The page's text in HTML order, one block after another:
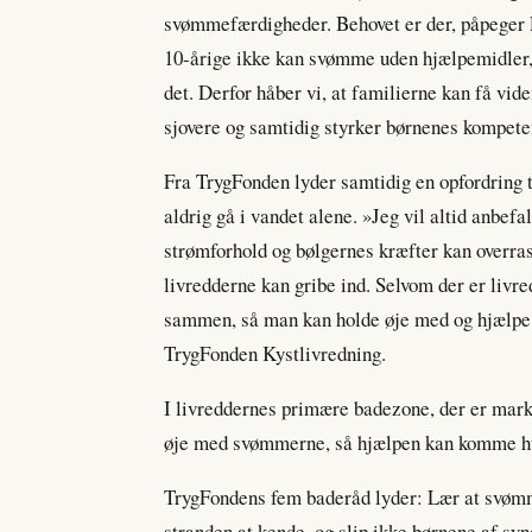
svømmefærdigheder. Behovet er der,
10-årige ikke kan svømme uden
det. Derfor håber vi, at familierne kan få
sjovere og samtidig styrker børnenes
Fra TrygFonden lyder samtidig en
aldrig gå i vandet alene. »Jeg vil altid
strømforhold og bølgernes kræfter kan
livredderne kan gribe ind. Selvom der er
sammen, så man kan holde øje med og
TrygFonden Kystlivredning.
I livreddernes primære badezone, der er
øje med svømmerne, så hjælpen kan komme
TrygFondens fem baderåd lyder: Lær at